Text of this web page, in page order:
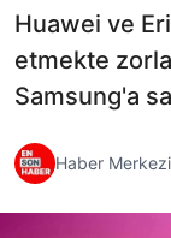
Huawei ve
etmekte
Samsung'a
Haber Merkezi